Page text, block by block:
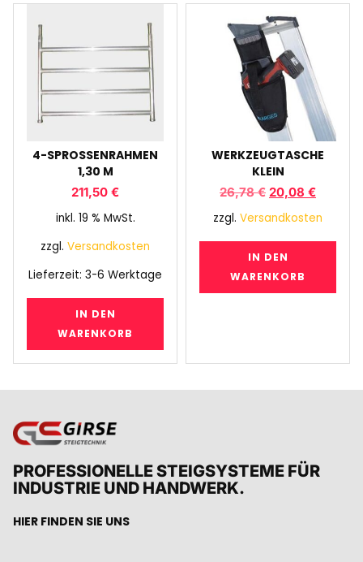
4-SPROSSENRAHMEN
1,30 M
211,50 €
inkl. 19 % MwSt.
zzgl. Versandkosten
Lieferzeit: 3-6 Werktage
IN DEN
WARENKORB
WERKZEUGTASCHE
KLEIN
26,78€ 20,08 €
zzgl. Versandkosten
IN DEN
WARENKORB
PROFESSIONELLE STEIGSYSTEME FÜR
INDUSTRIE UND HANDWERK.
HIER FINDEN SIE UNS